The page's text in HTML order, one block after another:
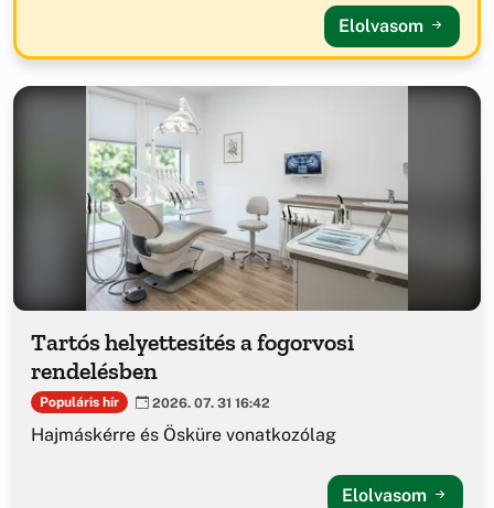
Elolvasom
Tartós helyettesítés a fogorvosi
rendelésben
Populáris hír 2026. 07. 31 16:42
Hajmáskérre és Ösküre vonatkozólag
Elolvasom